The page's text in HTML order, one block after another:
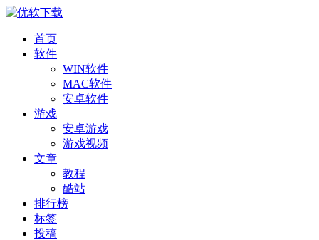
首页
软件
WIN软件
MAC软件
安卓软件
游戏
安卓游戏
游戏视频
文章
教程
酷站
排行榜
标签
投稿